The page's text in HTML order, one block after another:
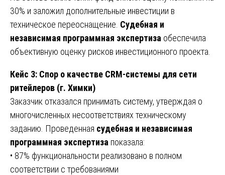
30% и заложил дополнительные инвестиции в
техническое переоснащение. Судебная и
независимая программная экспертиза обеспечила
объективную оценку рисков инвестиционного проекта.
Кейс 3: Спор о качестве CRM-системы для сети
ритейлеров (г. Химки)
Заказчик отказался принимать систему, утверждая о
многочисленных несоответствиях техническому
заданию. Проведенная судебная и независимая
программная экспертиза показала:
• 87% функциональности реализовано в полном
соответствии с требованиями